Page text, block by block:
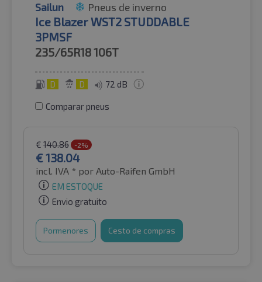
Sailun Pneus de inverno
Ice Blazer WST2 STUDDABLE
3PMSF
235/65R18106T
D D 72 dB
Comparar pneus
€ 140.86 -2%
€138.04
incl. IVA * por Auto-Raifen GmbH
EM ESTOQUE
Envio gratuito
Pormenores Cesto de compras